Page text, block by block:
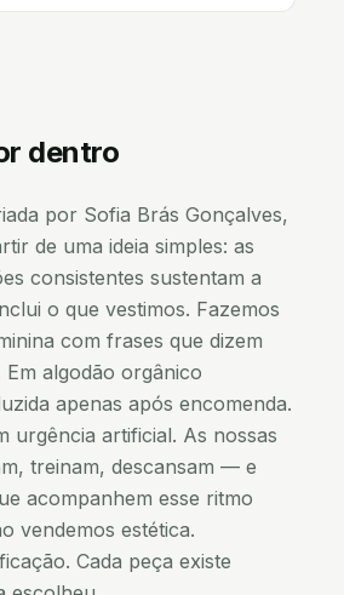
dentro
por Sofia Brás Gonçalves,
de uma ideia simples: as
consistentes sustentam a
o que vestimos. Fazemos
com frases que dizem
Em algodão orgânico
apenas após encomenda.
urgência artificial. As nossas
treinam, descansam — e
acompanhem esse ritmo
vendemos estética.
Cada peça existe